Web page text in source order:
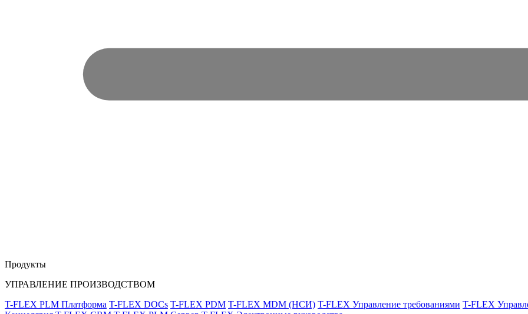
Продукты
УПРАВЛЕНИЕ ПРОИЗВОДСТВОМ
T-FLEX PLM Платформа T-FLEX DOCs T-FLEX PDM T-FLEX MDM (НСИ) T-FLEX Управление требованиями T-FLEX